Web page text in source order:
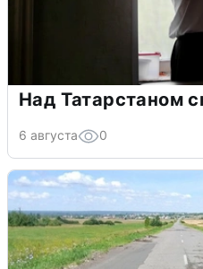
Над Татарстаном
6 августа 0